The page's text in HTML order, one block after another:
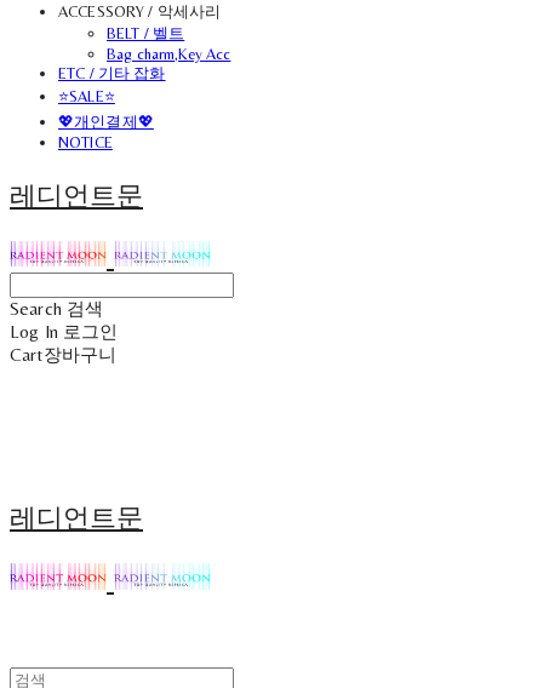
ACCESSORY / 악세사리
BELT / 벨트
Bag charm,Key Acc
ETC / 기타 잡화
⭐SALE⭐
💖개인결제💖
NOTICE
레디언트문
Search 검색
Log In 로그인
Cart장바구니
레디언트문